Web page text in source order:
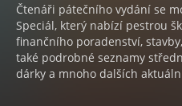
Čtenáři pátečního vydání se
Speciál, který nabízí pestrou
finančního poradenství,
také podrobné seznamy
dárky a mnoho dalších